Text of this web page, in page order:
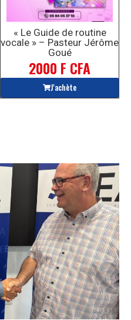
« Le Guide de routine
vocale » – Pasteur Jérôme
Goué
2000 F CFA
J'achète